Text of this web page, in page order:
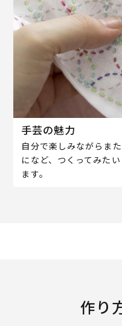
手芸の魅力
自分で楽しみながらま
になど、つくってみた
ます。
作り